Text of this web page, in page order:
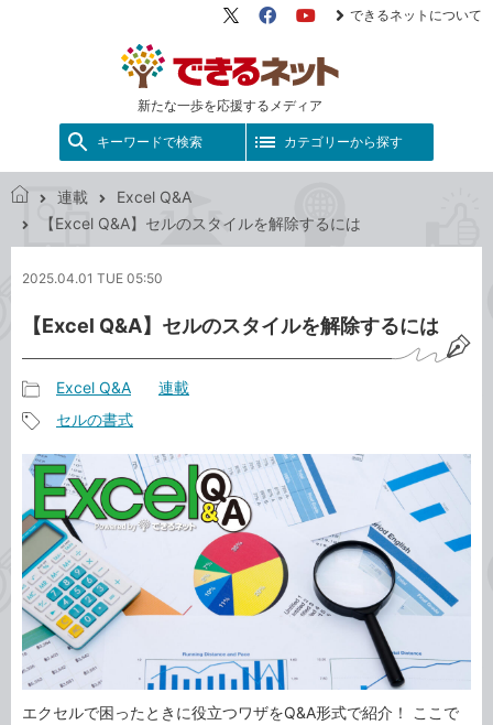
新たな一歩を応援するメディア
X（旧
FacebookYouTube
できるネットについて
キーワードで検索 カテゴリーから探す
ネ
ト
連載
Excel Q&A
【Excel Q&A】セルのスタイルを解除するには
2025.04.01 TUE 05:50
【Excel Q&A】セルのスタイルを解除するには
事
カ
テ
ゴ
リ
Excel Q&A 連載
事
タ
グ
セルの書式
エクセルで困ったときに役立つワザをQ&A形式で紹介！ ここで